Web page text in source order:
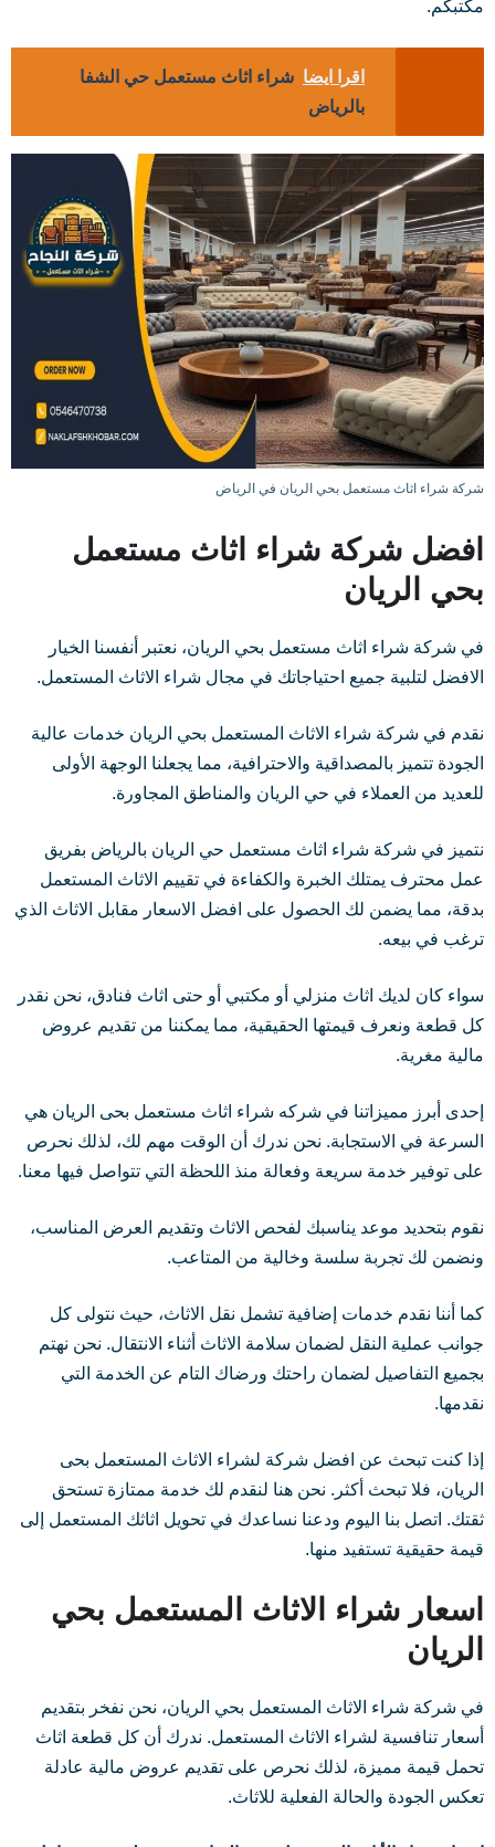
مكتبكم.
اقرا ايضا
شراء اثاث مستعمل حي الشفا
بالرياض
شركة شراء اثاث مستعمل بحي الريان في الرياض
افضل شركة شراء اثاث مستعمل
بحي الريان
في شركة شراء اثاث مستعمل بحي الريان، نعتبر أنفسنا الخيار
الافضل لتلبية جميع احتياجاتك في مجال شراء الاثاث المستعمل.
نقدم في شركة شراء الاثاث المستعمل بحي الريان خدمات عالية
الجودة تتميز بالمصداقية والاحترافية، مما يجعلنا الوجهة الأولى
للعديد من العملاء في حي الريان والمناطق المجاورة.
نتميز في شركة شراء اثاث مستعمل حي الريان بالرياض بفريق
عمل محترف يمتلك الخبرة والكفاءة في تقييم الاثاث المستعمل
بدقة، مما يضمن لك الحصول على افضل الاسعار مقابل الاثاث الذي
ترغب في بيعه.
سواء كان لديك اثاث منزلي أو مكتبي أو حتى اثاث فنادق، نحن نقدر
كل قطعة ونعرف قيمتها الحقيقية، مما يمكننا من تقديم عروض
مالية مغرية.
إحدى أبرز مميزاتنا في شركه شراء اثاث مستعمل بحى الريان هي
السرعة في الاستجابة. نحن ندرك أن الوقت مهم لك، لذلك نحرص
على توفير خدمة سريعة وفعالة منذ اللحظة التي تتواصل فيها معنا.
نقوم بتحديد موعد يناسبك لفحص الاثاث وتقديم العرض المناسب،
ونضمن لك تجربة سلسة وخالية من المتاعب.
كما أننا نقدم خدمات إضافية تشمل نقل الاثاث، حيث نتولى كل
جوانب عملية النقل لضمان سلامة الاثاث أثناء الانتقال. نحن نهتم
بجميع التفاصيل لضمان راحتك ورضاك التام عن الخدمة التي
نقدمها.
إذا كنت تبحث عن افضل شركة لشراء الاثاث المستعمل بحى
الريان، فلا تبحث أكثر. نحن هنا لنقدم لك خدمة ممتازة تستحق
ثقتك. اتصل بنا اليوم ودعنا نساعدك في تحويل اثاثك المستعمل إلى
قيمة حقيقية تستفيد منها.
اسعار شراء الاثاث المستعمل بحي
الريان
في شركة شراء الاثاث المستعمل بحي الريان، نحن نفخر بتقديم
أسعار تنافسية لشراء الاثاث المستعمل. ندرك أن كل قطعة اثاث
تحمل قيمة مميزة، لذلك نحرص على تقديم عروض مالية عادلة
تعكس الجودة والحالة الفعلية للاثاث.